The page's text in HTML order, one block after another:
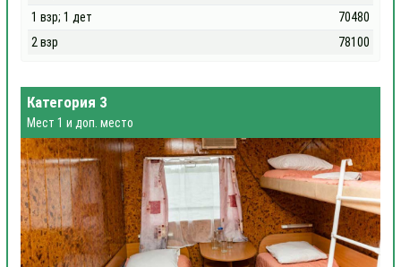
1 взр; 1 дет
70480
2 взр
78100
Категория 3
Мест 1 и доп. место